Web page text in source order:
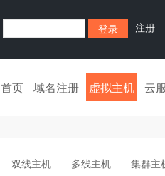
注册
首页 域名注册 虚拟主机 云
双线主机 多线主机
集群主